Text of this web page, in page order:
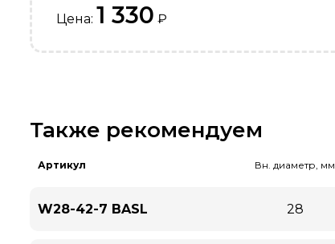
Цена: 1 330 ₽
Также рекомендуем
Артикул Вн. диаметр, мм
W28-42-7 BASL 28